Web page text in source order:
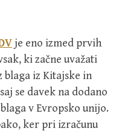
je eno izmed prvih
ki začne uvažati
blaga iz Kitajske in
se davek na dodano
v Evropsko unijo.
ker pri izračunu